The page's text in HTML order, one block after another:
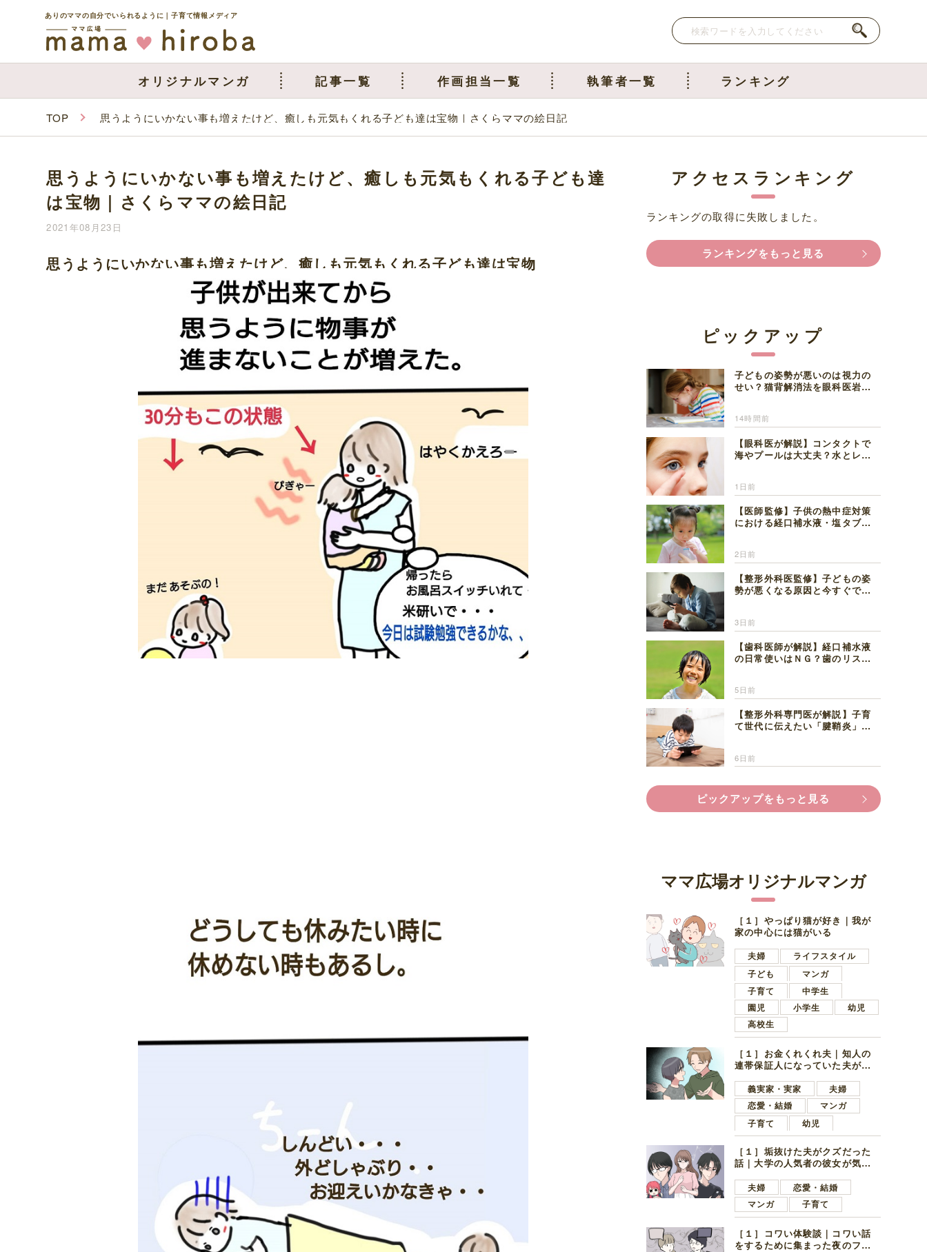
ありのママの自分でいられるように｜子育て情報メディア
オリジナルマンガ 記事一覧 作画担当一覧 執筆者一覧 ランキング
TOP 思うようにいかない事も増えたけど、癒しも元気もくれる子ども達は宝物｜さくらママの絵日記
思うようにいかない事も増えたけど、癒しも元気もくれる子ども達
は宝物｜さくらママの絵日記
2021年08月23日
思うようにいかない事も増えたけど、癒しも元気もくれる子ども達は宝物
アクセスランキング
ランキングの取得に失敗しました。
ランキングをもっと見る
ピックアップ
子どもの姿勢が悪いのは視力の
せい？猫背解消法を眼科医岩見
14時間前
【眼科医が解説】コンタクトで
海やプールは大丈夫？水とレン
1日前
【医師監修】子供の熱中症対策
における経口補水液・塩タブレ
2日前
【整形外科医監修】子どもの姿
勢が悪くなる原因と今すぐでき
3日前
【歯科医師が解説】経口補水液
の日常使いはＮＧ？歯のリスク
5日前
【整形外科専門医が解説】子育
て世代に伝えたい「腱鞘炎」の
6日前
ピックアップをもっと見る
ママ広場オリジナルマンガ
［１］やっぱり猫が好き｜我が
家の中心には猫がいる
夫婦
ライフスタイル
子ども
マンガ
子育て
中学生
園児
小学生
幼児
高校生
［１］お金くれくれ夫｜知人の
連帯保証人になっていた夫が家
言ってきた
義実家・実家
夫婦
恋愛・結婚
マンガ
子育て
幼児
［１］垢抜けた夫がクズだった
話｜大学の人気者の彼女が気に
子学生
夫婦
恋愛・結婚
マンガ
子育て
［１］コワい体験談｜コワい話
をするために集まった夜のファ